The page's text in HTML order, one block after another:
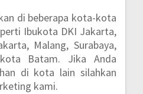
di beberapa kota-kota
Ibukota DKI Jakarta,
Malang, Surabaya,
Batam. Jika Anda
di kota lain silahkan
kami.